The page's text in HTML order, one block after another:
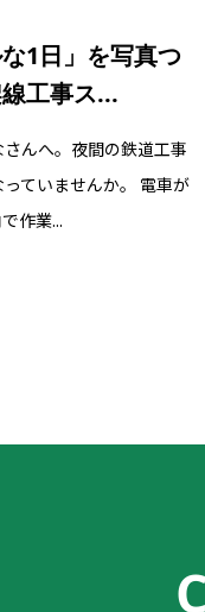
1日」を写真つ
工事ス...
んへ。夜間の鉄道工事
ていませんか。 電車が
作業...